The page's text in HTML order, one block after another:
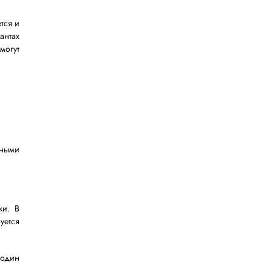
формируется многослойная
за эластичность, третьи — за
и ее эксплуатационные
где они нагреваются и
полимеров используется и
материалы могут